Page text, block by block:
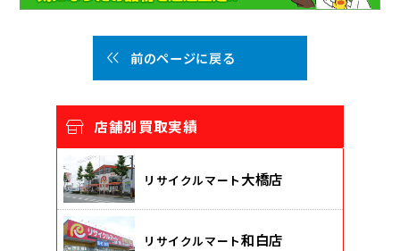
前のページに戻る
店舗別買取実績
リサイクルマート 大橋店
リサイクルマート和白店